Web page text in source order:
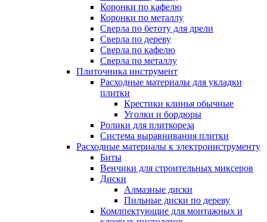
Коронки по кафелю
Коронки по металлу
Сверла по бетоту для дрели
Сверла по дереву
Сверла по кафелю
Сверла по металлу
Плиточника инструмент
Расходные материалы для укладки
плитки
Крестики клинья обычные
Уголки и бордюры
Ролики для плиткореза
Система выравнивания плитки
Расходные материалы к электроинструменту
Биты
Венчики для строительных миксеров
Диски
Алмазные диски
Пильные диски по дереву
Комлпектующие для монтажных и